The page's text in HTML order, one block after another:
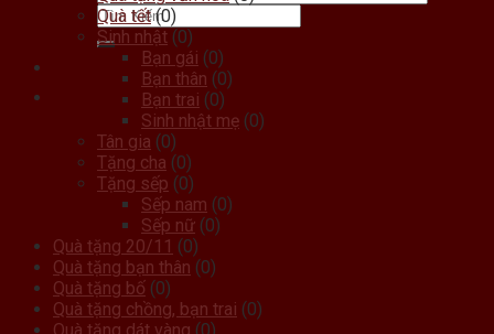
Quà tết (0)
Sinh nhật (0)
Bạn gái (0)
Bạn thân (0)
Bạn trai (0)
Sinh nhật mẹ (0)
Tân gia (0)
Tặng cha (0)
Tặng sếp (0)
Sếp nam (0)
Sếp nữ (0)
Quà tặng 20/11 (0)
Quà tặng bạn thân (0)
Quà tặng bố (0)
Quà tặng chồng, bạn trai (0)